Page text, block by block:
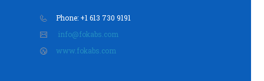
Phone: +1 613 730 9191
info@fokabs.com
www.fokabs.com